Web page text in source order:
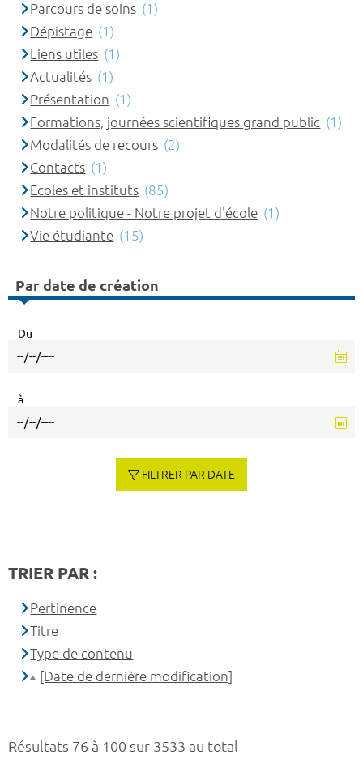
Résultats 76 à 100 sur 3533 au total
Parcours de soins (1)
Dépistage (1)
Liens utiles (1)
Actualités (1)
Présentation (1)
Formations, journées scientifiques grand public (1)
Modalités de recours (2)
Contacts (1)
Ecoles et instituts (85)
Notre politique - Notre projet d'école (1)
Vie étudiante (15)
Par date de création
Du
à
FILTRER PAR DATE
TRIER PAR :
Pertinence
Titre
Type de contenu
[Date de dernière modification]